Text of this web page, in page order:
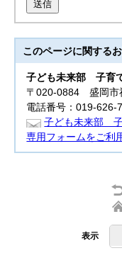
送信
このページに関する
子ども未来部子育
〒020-0884 盛岡市
電話番号：019-
子ども未来部 子
専用フォームをご利
表示